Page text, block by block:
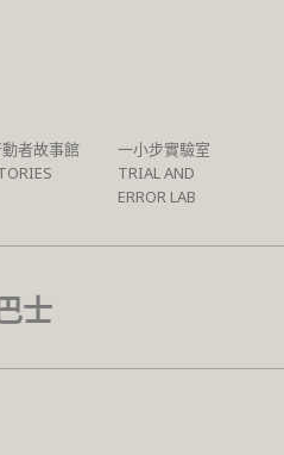
者故事館
一小步實驗室
TRIAL AND
ERROR LAB
士